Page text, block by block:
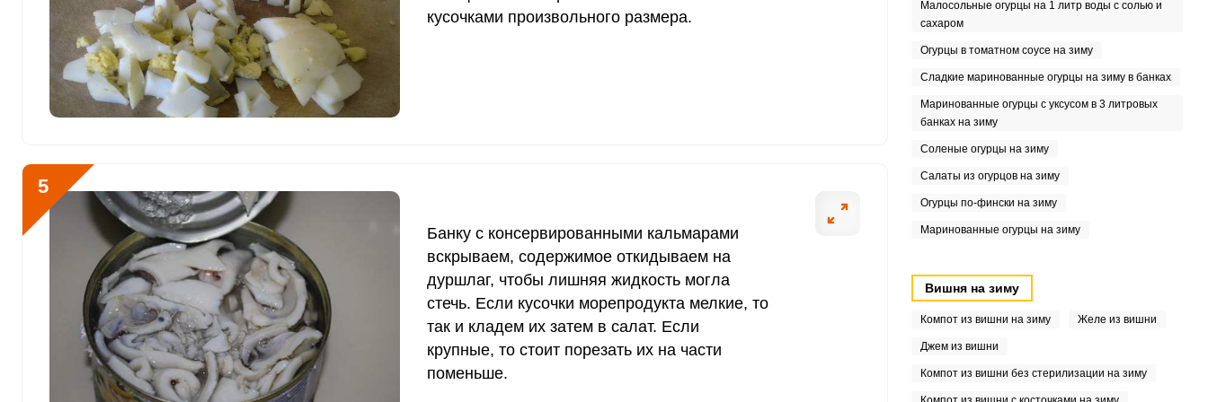
Цинк 3.2 мг
Бор 150 мкг
Ванадий
кусочками произвольного размера.
5
Банку с консервированными кальмарами
вскрываем, содержимое откидываем на
дуршлаг, чтобы лишняя жидкость могла
стечь. Если кусочки морепродукта мелкие, то
так и кладем их затем в салат. Если
крупные, то стоит порезать их на части
поменьше.
Малосольные огурцы на 1 литр воды с солью и
сахаром
Огурцы в томатном соусе на зиму
Сладкие маринованные огурцы на зиму в банках
Маринованные огурцы с уксусом в 3 литровых
банках на зиму
Соленые огурцы на зиму
Салаты из огурцов на зиму
Огурцы по-фински на зиму
Маринованные огурцы на зиму
Вишня на зиму
Компот из вишни на зиму Желе из вишни
Джем из вишни
Компот из вишни без стерилизации на зиму